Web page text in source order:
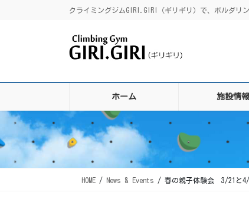
クライミングジムGIRI.GIRI（ギリギリ）で、ボルダリ
ホーム 施設情報
HOME News & Events 春の親子体験会 3/21と